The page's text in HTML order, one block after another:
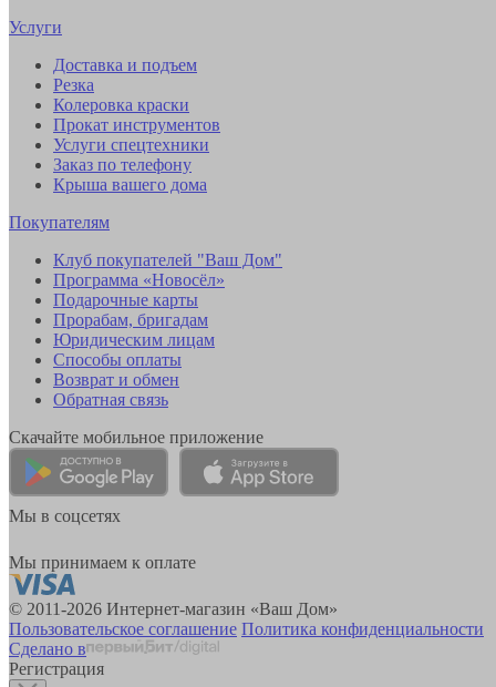
Услуги
Доставка и подъем
Резка
Колеровка краски
Прокат инструментов
Услуги спецтехники
Заказ по телефону
Крыша вашего дома
Покупателям
Клуб покупателей "Ваш Дом"
Программа «Новосёл»
Подарочные карты
Прорабам, бригадам
Юридическим лицам
Способы оплаты
Возврат и обмен
Обратная связь
Скачайте мобильное приложение
Мы в соцсетях
Мы принимаем к оплате
© 2011-2026 Интернет-магазин «Ваш Дом»
Пользовательское соглашение Политика конфиденциальности
Сделано в
Регистрация